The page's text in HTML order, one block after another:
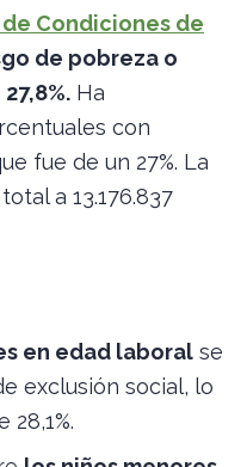
Condiciones de
de pobreza o
Ha
con
fue de un 27%. La
a 13.176.837
en edad laboral se
exclusión social, lo